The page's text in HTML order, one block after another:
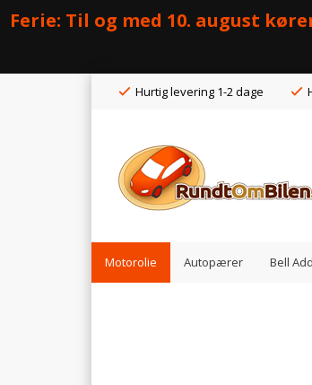
Ferie: Til og med 10. august
Hurtig levering 1-2 dage
Motorolie Autopærer Bell Add